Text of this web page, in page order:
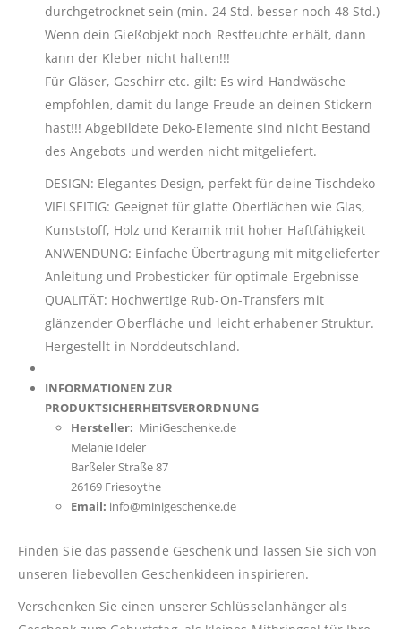
durchgetrocknet sein (min. 24 Std. besser noch 48 Std.)
Wenn dein Gießobjekt noch Restfeuchte erhält, dann
kann der Kleber nicht halten!!!
Für Gläser, Geschirr etc. gilt: Es wird Handwäsche
empfohlen, damit du lange Freude an deinen Stickern
hast!!! Abgebildete Deko-Elemente sind nicht Bestand
des Angebots und werden nicht mitgeliefert.
DESIGN: Elegantes Design, perfekt für deine Tischdeko
VIELSEITIG: Geeignet für glatte Oberflächen wie Glas,
Kunststoff, Holz und Keramik mit hoher Haftfähigkeit
ANWENDUNG: Einfache Übertragung mit mitgelieferter
Anleitung und Probesticker für optimale Ergebnisse
QUALITÄT: Hochwertige Rub-On-Transfers mit
glänzender Oberfläche und leicht erhabener Struktur.
Hergestellt in Norddeutschland.
INFORMATIONEN ZUR
PRODUKTSICHERHEITSVERORDNUNG
Hersteller: MiniGeschenke.de
Melanie Ideler
Barßeler Straße 87
26169 Friesoythe
Email: info@minigeschenke.de
Finden Sie das passende Geschenk und lassen Sie sich von
unseren liebevollen Geschenkideen inspirieren.
Verschenken Sie einen unserer Schlüsselanhänger als